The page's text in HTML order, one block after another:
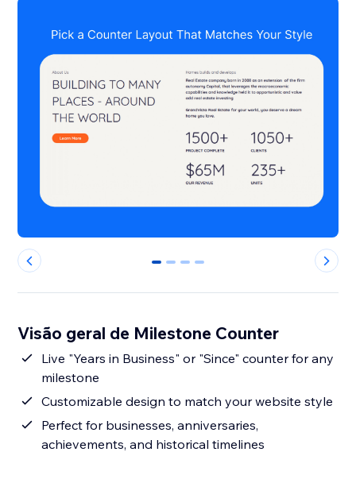
0 1 2 3
Visão geral de Milestone Counter
Live "Years in Business" or "Since" counter for any
milestone
Customizable design to match your website style
Perfect for businesses, anniversaries,
achievements, and historical timelines